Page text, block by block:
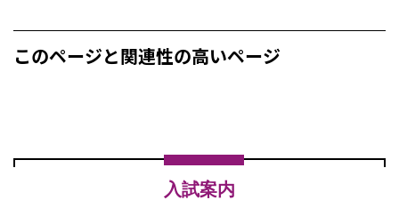
このページと関連性の高いページ
入試案内